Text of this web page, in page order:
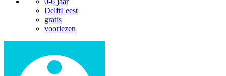
0-6 jaar
DelftLeest
gratis
voorlezen